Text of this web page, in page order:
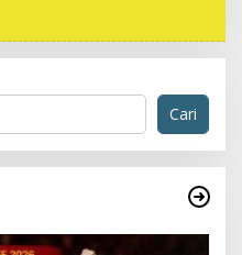
Cari